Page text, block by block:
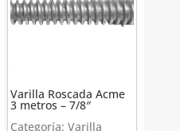
Varilla Roscada Acme
3 metros – 7/8″
Categoría: Varilla